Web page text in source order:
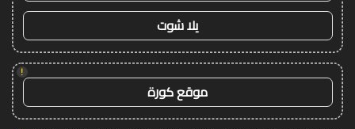
يلا شوت
!
موقع كورة